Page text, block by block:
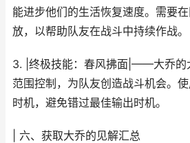
能进步他们的生活恢复速度。需要
放，以帮助队友在战斗中持续作战。
3. |终极技能：春风拂面|——大乔的
范围控制，为队友创造战斗机会。
时机，避免错过最佳输出时机。
| 六、获取大乔的见解汇总